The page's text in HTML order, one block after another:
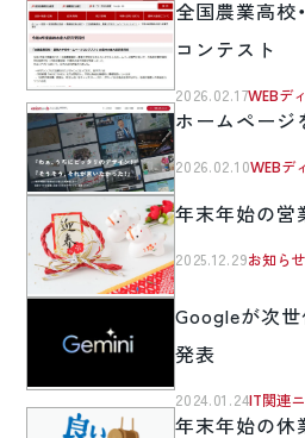
全国農業高校
コンテスト
2026.02.17WEBデ
ホームページ
2026.02.10WEBデ
年末年始の営
2025.12.29お知らせ
Googleが次世
発表
2024.01.24IT関連
年末年始の休